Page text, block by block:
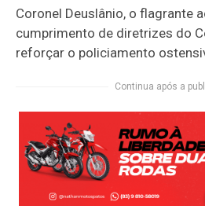
Coronel Deuslânio, o flagrante
cumprimento de diretrizes do
reforçar o policiamento
Continua após a